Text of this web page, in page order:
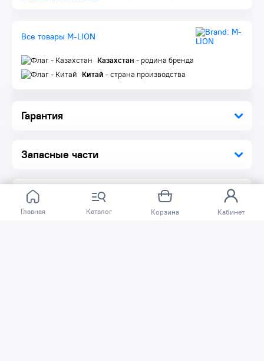
Главная Каталог Корзина Кабинет
Гарантия
Запасные части
Все товары M-LION
Казахстан - родина бренда
Китай - страна производства